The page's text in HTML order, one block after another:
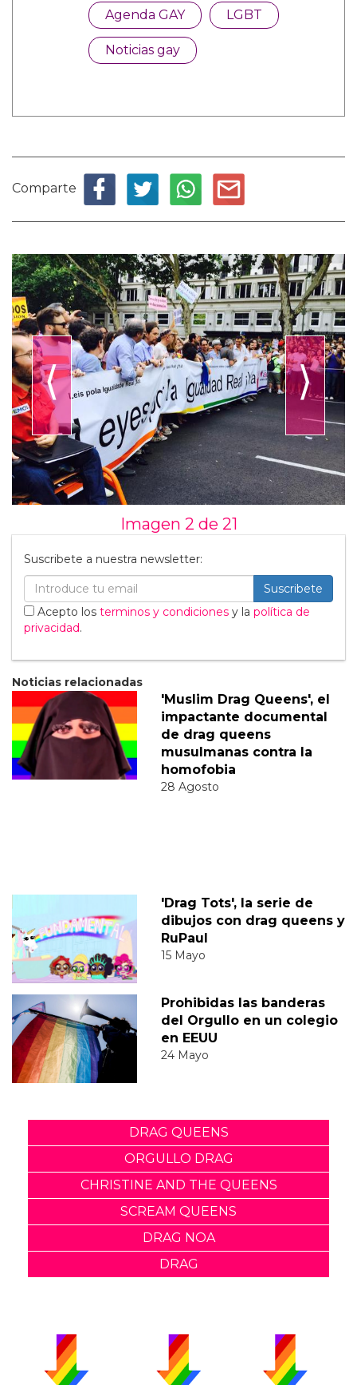
Agenda GAY LGBT
Noticias gay
Comparte
⟨ ⟩
Imagen 2 de 21
Suscribete a nuestra newsletter:
Suscribete
Acepto los terminos y condiciones y la política de
privacidad.
Noticias relacionadas
'Muslim Drag Queens', el
impactante documental
de drag queens
musulmanas contra la
homofobia
28 Agosto
'Drag Tots', la serie de
dibujos con drag queens y
RuPaul
15 Mayo
Prohibidas las banderas
del Orgullo en un colegio
en EEUU
24 Mayo
DRAG QUEENS
ORGULLO DRAG
CHRISTINE AND THE QUEENS
SCREAM QUEENS
DRAG NOA
DRAG